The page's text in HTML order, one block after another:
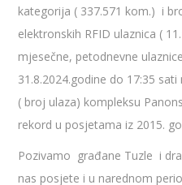
kategorija ( 337.571 kom.) i
elektronskih RFID ulaznica (
mjesečne, petodnevne
31.8.2024.godine do 17:35
( broj ulaza) kompleksu
rekord u posjetama iz 2015.
Pozivamo građane Tuzle i
nas posjete i u narednom